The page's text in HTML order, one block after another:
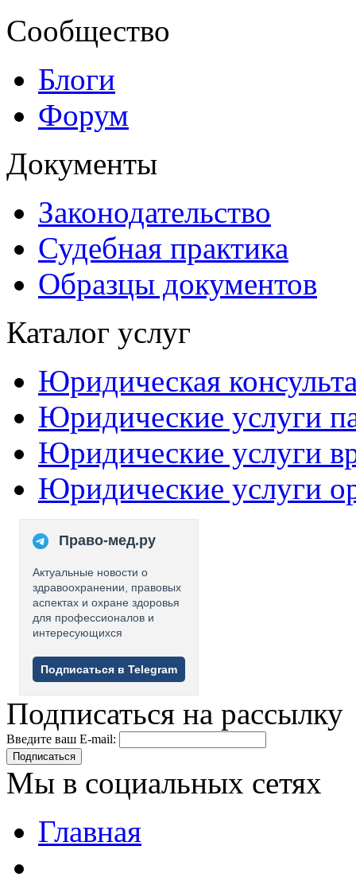
Сообщество
Блоги
Форум
Документы
Законодательство
Судебная практика
Образцы документов
Каталог услуг
Юридическая
Юридические услуги
Юридические услуги
Юридические услуги
Право-мед.ру
Актуальные новости о
здравоохранении, правовых
аспектах и охране здоровья
для профессионалов и
интересующихся
Подписаться в Telegram
Подписаться на рассылку
Введите ваш E-mail:
Подписаться
Мы в социальных сетях
Главная